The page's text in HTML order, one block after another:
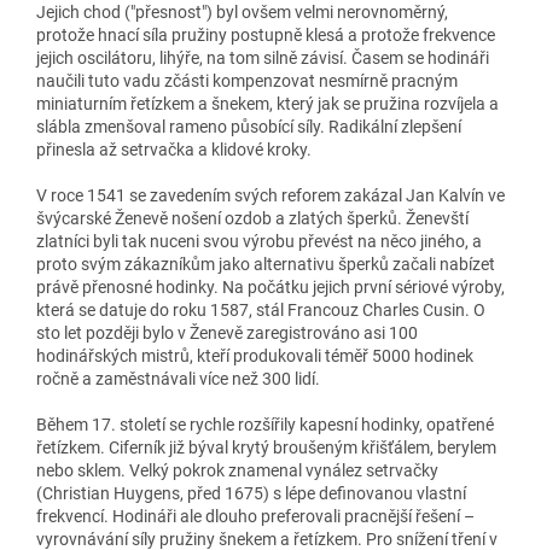
Jejich chod ("přesnost") byl ovšem velmi nerovnoměrný,
protože hnací síla pružiny postupně klesá a protože frekvence
jejich oscilátoru, lihýře, na tom silně závisí. Časem se hodináři
naučili tuto vadu zčásti kompenzovat nesmírně pracným
miniaturním řetízkem a šnekem, který jak se pružina rozvíjela a
slábla zmenšoval rameno působící síly. Radikální zlepšení
přinesla až setrvačka a klidové kroky.
V roce 1541 se zavedením svých reforem zakázal Jan Kalvín ve
švýcarské Ženevě nošení ozdob a zlatých šperků. Ženevští
zlatníci byli tak nuceni svou výrobu převést na něco jiného, a
proto svým zákazníkům jako alternativu šperků začali nabízet
právě přenosné hodinky. Na počátku jejich první sériové výroby,
která se datuje do roku 1587, stál Francouz Charles Cusin. O
sto let později bylo v Ženevě zaregistrováno asi 100
hodinářských mistrů, kteří produkovali téměř 5000 hodinek
ročně a zaměstnávali více než 300 lidí.
Během 17. století se rychle rozšířily kapesní hodinky, opatřené
řetízkem. Ciferník již býval krytý broušeným křišťálem, berylem
nebo sklem. Velký pokrok znamenal vynález setrvačky
(Christian Huygens, před 1675) s lépe definovanou vlastní
frekvencí. Hodináři ale dlouho preferovali pracnější řešení –
vyrovnávání síly pružiny šnekem a řetízkem. Pro snížení tření v